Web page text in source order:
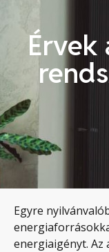
Érvek
Egyre
energiaigényt. Az